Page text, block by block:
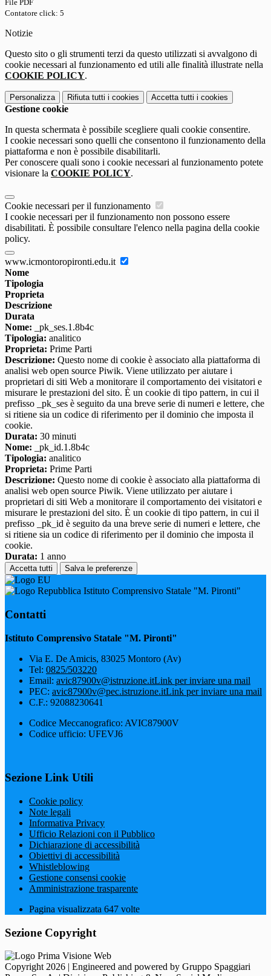
File PDF
Contatore click: 5
Notizie
Questo sito o gli strumenti terzi da questo utilizzati si avvalgono di
cookie necessari al funzionamento ed utili alle finalità illustrate nella
COOKIE POLICY.
Personalizza Rifiuta tutti i cookies Accetta tutti i cookies
Gestione cookie
In questa schermata è possibile scegliere quali cookie consentire.
I cookie necessari sono quelli che consentono il funzionamento della
piattaforma e non è possibile disabilitarli.
Per conoscere quali sono i cookie necessari al funzionamento potete
visionare la COOKIE POLICY.
Cookie necessari per il funzionamento
I cookie necessari per il funzionamento non possono essere
disabilitati. È possibile consultare l'elenco nella pagina della cookie
policy.
www.icmontoropironti.edu.it
Nome
Tipologia
Proprieta
Descrizione
Durata
Nome: _pk_ses.1.8b4c
Tipologia: analitico
Proprieta: Prime Parti
Descrizione: Questo nome di cookie è associato alla piattaforma di
analisi web open source Piwik. Viene utilizzato per aiutare i
proprietari di siti Web a monitorare il comportamento dei visitatori e
misurare le prestazioni del sito. È un cookie di tipo pattern, in cui il
prefisso _pk_ses è seguito da una breve serie di numeri e lettere, che
si ritiene sia un codice di riferimento per il dominio che imposta il
cookie.
Durata: 30 minuti
Nome: _pk_id.1.8b4c
Tipologia: analitico
Proprieta: Prime Parti
Descrizione: Questo nome di cookie è associato alla piattaforma di
analisi web open source Piwik. Viene utilizzato per aiutare i
proprietari di siti Web a monitorare il comportamento dei visitatori e
misurare le prestazioni del sito. È un cookie di tipo pattern, in cui il
prefisso _pk_id è seguito da una breve serie di numeri e lettere, che
si ritiene sia un codice di riferimento per il dominio che imposta il
cookie.
Durata: 1 anno
Accetta tutti Salva le preferenze
Istituto Comprensivo Statale "M. Pironti"
Contatti
Istituto Comprensivo Statale "M. Pironti"
Via E. De Amicis, 83025 Montoro (Av)
Tel: 0825/503220
Email: avic87900v@istruzione.itLink per inviare una mail
PEC: avic87900v@pec.istruzione.itLink per inviare una mail
C.F.: 92088230641
Codice Meccanografico: AVIC87900V
Codice ufficio: UFEVJ6
Sezione Link Utili
Cookie policy
Note legali
Informativa Privacy
Ufficio Relazioni con il Pubblico
Dichiarazione di accessibilità
Obiettivi di accessibilità
Whistleblowing
Gestione consensi cookie
Amministrazione trasparente
Pagina visualizzata 647 volte
Sezione Copyright
Copyright 2026 | Engineered and powered by Gruppo Spaggiari